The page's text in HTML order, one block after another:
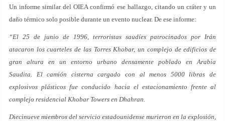
Un informe similar del OIEA confirmó ese hallazgo, citando un cráter y un
daño térmico solo posible durante un evento nuclear. De ese informe:
“El 25 de junio de 1996, terroristas saudíes patrocinados por Irán
atacaron los cuarteles de las Torres Khobar, un complejo de edificios de
gran altura en un entorno urbano densamente poblado en Arabia
Saudita. El camión cisterna cargado con al menos 5000 libras de
explosivos plásticos fue conducido hacia el estacionamiento frente al
complejo residencial Khobar Towers en Dhahran.
Diecinueve miembros del servicio estadounidense murieron en la explosión,